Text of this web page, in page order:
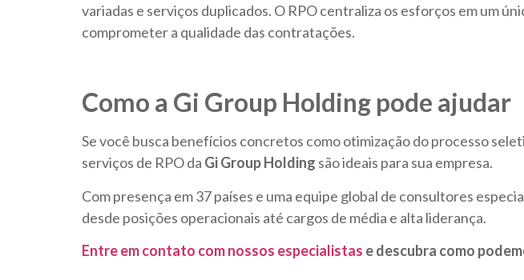
variadas e serviços duplicados. O RPO centraliza os esforços em um
comprometer a qualidade das contratações.
Como a Gi Group Holding pode ajudar
Se você busca benefícios concretos como otimização do processo
serviços de RPO da Gi Group Holding são ideais para sua empresa.
Com presença em 37 países e uma equipe global de consultores
desde posições operacionais até cargos de média e alta liderança.
Entre em contato com nossos especialistas e descubra como